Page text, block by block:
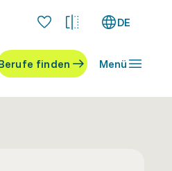
DE
finden Menü